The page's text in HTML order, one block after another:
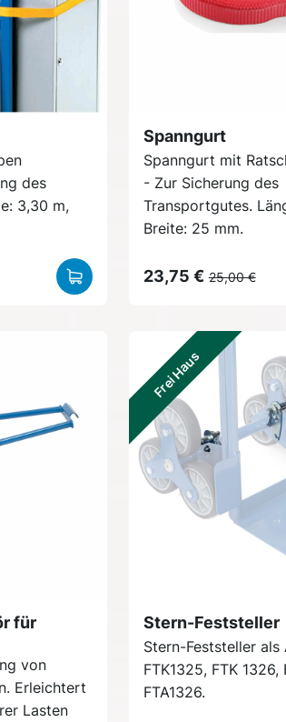
des
3,30 m,
Spanngurt
Spanngurt mit
- Zur Sicherung des
Transportgutes.
Breite: 25 mm.
23,75 € 25,00 €
für
von
Erleichtert
Lasten
Frei Haus
Stern-Feststeller
Stern-Feststeller
FTK1325, FTK 1326,
FTA1326.